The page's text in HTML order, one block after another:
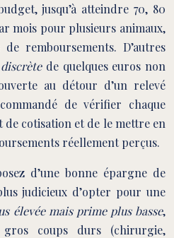
jusqu’à atteindre 70, 80
mois pour plusieurs animaux,
remboursements. D’autres
de quelques euros non
au détour d’un relevé
de vérifier chaque
de cotisation et de le mettre en
réellement perçus.
d’une bonne épargne de
judicieux d’opter pour une
élevée mais prime plus basse,
coups durs (chirurgie,